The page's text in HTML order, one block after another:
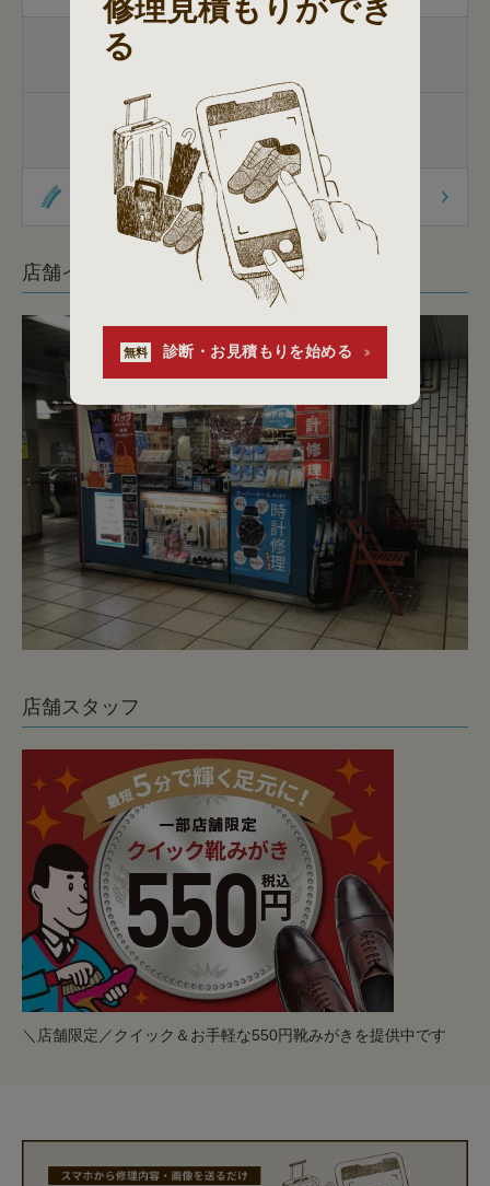
修理見積もりができ
る
無料 診断・お見積もりを始める
包丁研ぎ
家庭用包丁
杖先の修理
杖先の修理
杖の販売
オリジナル商品
店舗イメージ
店舗スタッフ
＼店舗限定／クイック＆お手軽な550円靴みがきを提供中です